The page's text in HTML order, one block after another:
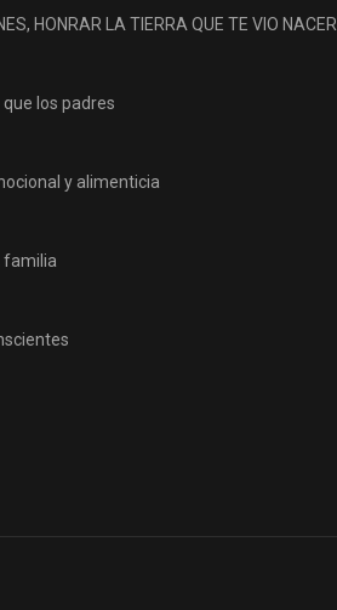
HONRAR LA TIERRA QUE TE VIO NACER
los padres
y alimenticia
familia